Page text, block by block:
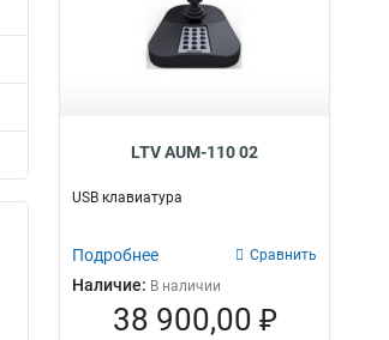
LTV AUM-110 02
USB клавиатура
Подробнее Сравнить
Наличие: В наличии
38 900,00 ₽